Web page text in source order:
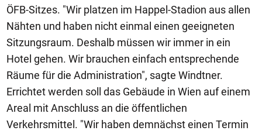
ÖFB-Sitzes. "Wir platzen im Happel-Stadion aus allen
Nähten und haben nicht einmal einen geeigneten
Sitzungsraum. Deshalb müssen wir immer in ein
Hotel gehen. Wir brauchen einfach entsprechende
Räume für die Administration", sagte Windtner.
Errichtet werden soll das Gebäude in Wien auf einem
Areal mit Anschluss an die öffentlichen
Verkehrsmittel. "Wir haben demnächst einen Termin